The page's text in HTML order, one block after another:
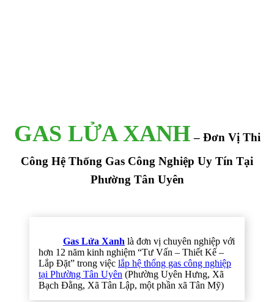
GAS LỬA XANH – Đơn Vị Thi
Công Hệ Thống Gas Công Nghiệp Uy Tín Tại
Phường Tân Uyên
Gas Lửa Xanh là đơn vị chuyên nghiệp với
hơn 12 năm kinh nghiệm “Tư Vấn – Thiết Kế –
Lắp Đặt” trong việc lắp hệ thống gas công nghiệp
tại Phường Tân Uyên (Phường Uyên Hưng, Xã
Bạch Đằng, Xã Tân Lập, một phần xã Tân Mỹ)